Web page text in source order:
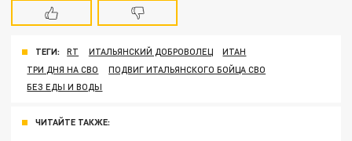
ТЕГИ: RT ИТАЛЬЯНСКИЙ ДОБРОВОЛЕЦ
ИТАН
ТРИ ДНЯ НА СВО
ПОДВИГ ИТАЛЬЯНСКОГО БОЙЦА СВО
БЕЗ ЕДЫ И ВОДЫ
ЧИТАЙТЕ ТАКЖЕ: